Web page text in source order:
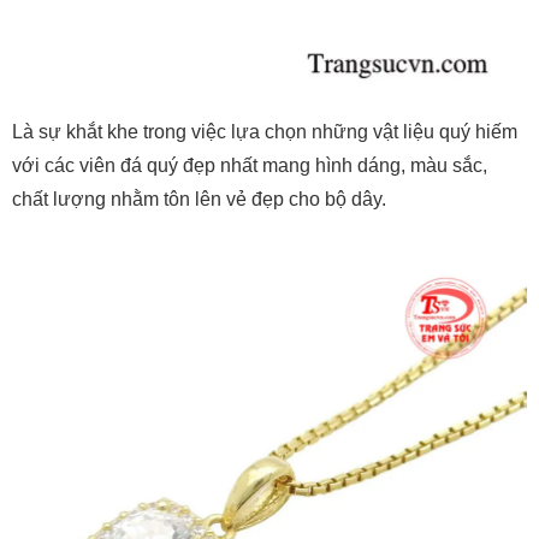
Là sự khắt khe trong việc lựa chọn những vật liệu quý hiếm
với các viên đá quý đẹp nhất mang hình dáng, màu sắc,
chất lượng nhằm tôn lên vẻ đẹp cho bộ dây.